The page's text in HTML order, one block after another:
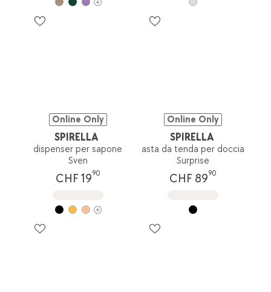
Online Only
SPIRELLA
dispenser per sapone
Sven
CHF 1990
Online Only
SPIRELLA
asta da tenda per doccia
Surprise
CHF 8990